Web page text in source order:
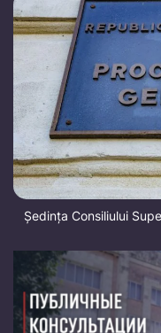
Ședința Consiliului